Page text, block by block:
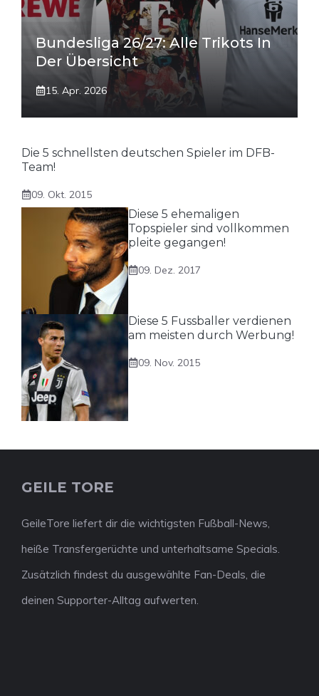
Bundesliga 26/27: Alle Trikots In
Der Übersicht
15. Apr. 2026
Die 5 schnellsten deutschen Spieler im DFB-
Team!
09. Okt. 2015
Diese 5 ehemaligen
Topspieler sind vollkommen
pleite gegangen!
09. Dez. 2017
Diese 5 Fussballer verdienen
am meisten durch Werbung!
09. Nov. 2015
GEILE TORE
GeileTore liefert dir die wichtigsten Fußball-News,
heiße Transfergerüchte und unterhaltsame Specials.
Zusätzlich findest du ausgewählte Fan-Deals, die
deinen Supporter-Alltag aufwerten.